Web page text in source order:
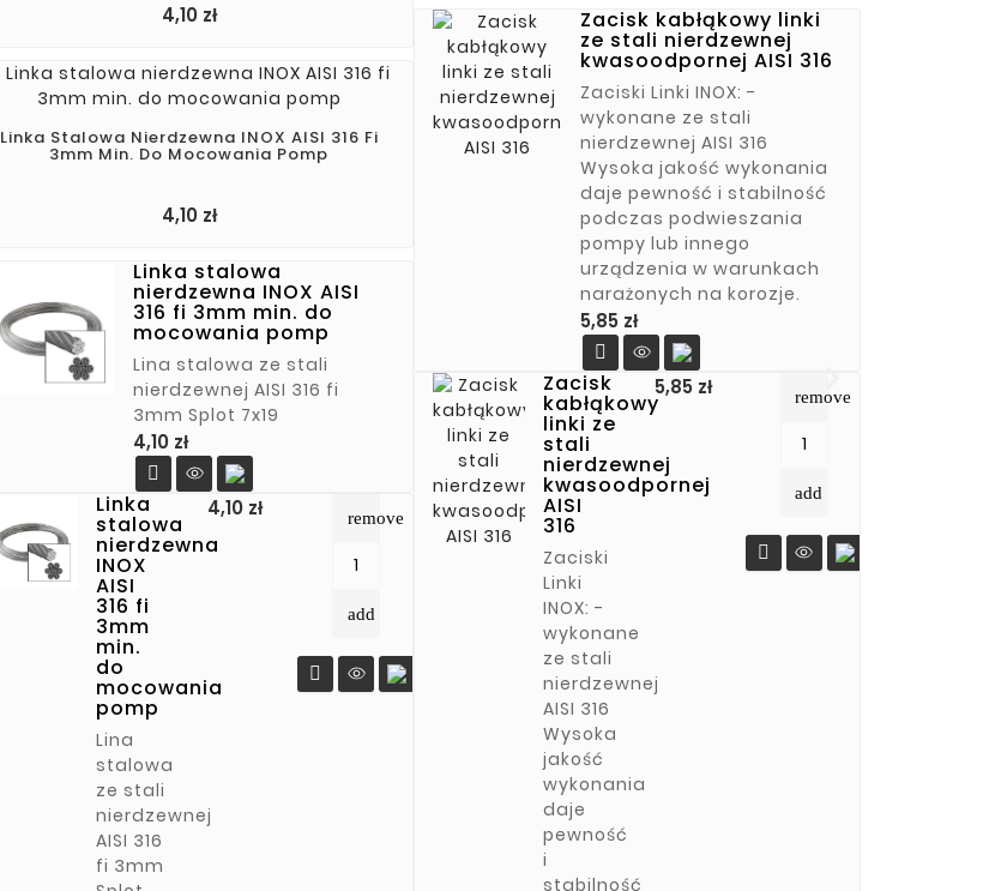
4,10 zł
Linka Stalowa Nierdzewna INOX AISI 316 Fi
3mm Min. Do Mocowania Pomp
4,10 złCena
Linka stalowa
nierdzewna INOX AISI
316 fi 3mm min. do
mocowania pomp
Lina stalowa ze stali
nierdzewnej AISI 316 fi
3mm Splot 7x19
4,10 złCena

Linka
stalowa
nierdzewna
INOX
AISI
316 fi
3mm
min.
do
mocowania
pomp
Lina
stalowa
ze stali
nierdzewnej
AISI 316
fi 3mm
4,10 złCena
remove
add

Zacisk kabłąkowy linki
ze stali nierdzewnej
kwasoodpornej AISI 316
Zaciski Linki INOX: -
wykonane ze stali
nierdzewnej AISI 316
Wysoka jakość wykonania
daje pewność i stabilność
podczas podwieszania
pompy lub innego
urządzenia w warunkach
narażonych na korozje.
5,85 złCena

Zacisk
kabłąkowy
linki ze
stali
nierdzewnej
kwasoodpornej
AISI
316
Zaciski
Linki
INOX: -
wykonane
ze stali
nierdzewnej
AISI 316
Wysoka
jakość
wykonania
daje
pewność
i
stabilność
5,85 złCena
remove
add
